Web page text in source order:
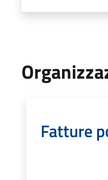
Fatture